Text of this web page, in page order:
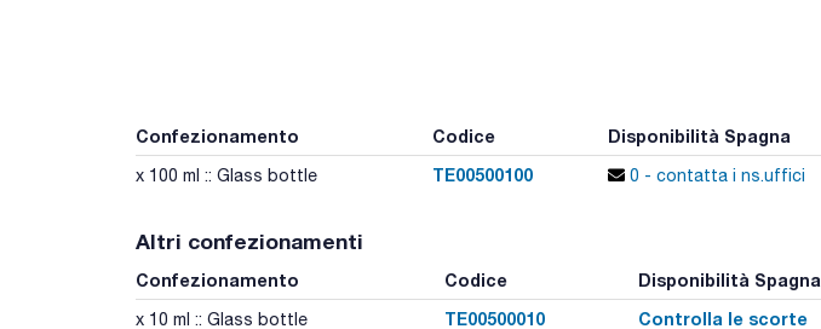
Confezionamento Codice Disponibilità Spagna
x 100 ml :: Glass bottle TE00500100 0 - contatta i ns.uffici
Altri confezionamenti
Confezionamento Codice Disponibilità Spagna
x 10 ml :: Glass bottle TE00500010 Controlla le scorte